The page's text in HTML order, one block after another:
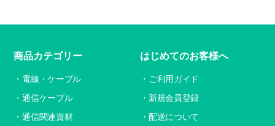
商品カテゴリー
電線・ケーブル
通信ケーブル
通信関連資材
はじめてのお客様へ
ご利用ガイド
新規会員登録
配送について